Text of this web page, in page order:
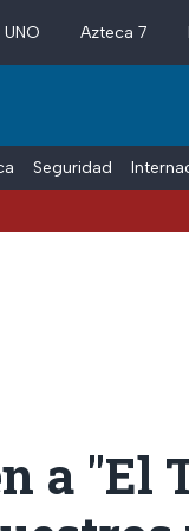
Azteca 7
Seguridad
a "El